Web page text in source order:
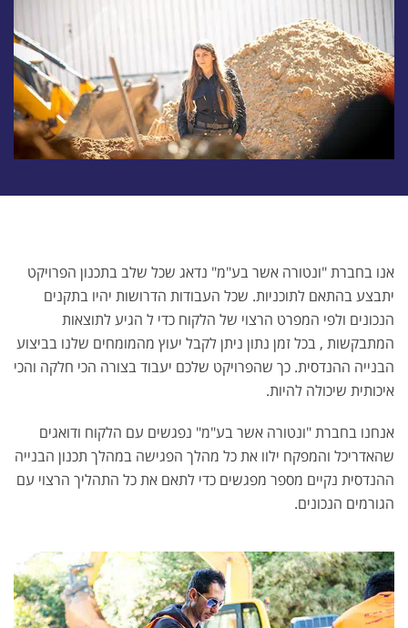
אנו בחברת "ונטורה אשר בע"מ" נדאג שכל שלב בתכנון הפרויקט
יתבצע בהתאם לתוכניות. שכל העבודות הדרושות יהיו בתקנים
הנכונים ולפי המפרט הרצוי של הלקוח כדי ל הגיע לתוצאות
המתבקשות , בכל זמן נתון ניתן לקבל יעוץ מהמומחים שלנו בביצוע
הבנייה ההנדסית. כך שהפרויקט שלכם יעבוד בצורה הכי חלקה והכי
איכותית שיכולה להיות.
אנחנו בחברת "ונטורה אשר בע"מ" נפגשים עם הלקוח ודואגים
שהאדריכל והמפקח ילוו את כל מהלך הפגישה במהלך תכנון הבנייה
ההנדסית נקיים מספר מפגשים כדי לתאם את כל התהליך הרצוי עם
הגורמים הנכונים.